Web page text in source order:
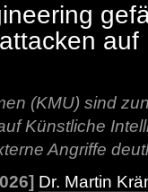
auf
(KMU) sind
Künstliche
Angriffe
Dr. Martin